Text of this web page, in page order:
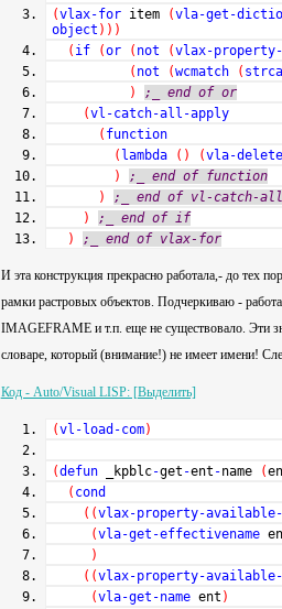
(vlax-foritem (vla-get-
object ) ) )
( if (or ( not (vlax-
( not (wcmatch (
)
;_ end of or
(vl-catch-all-apply
( function
( lambda ( ) (vla-delete
)
;_ end of function
)
;_ end of vl-catch-
)
;_ end of if
)
;_ end of vlax-for
И эта конструкция прекрасно работала,- до тех
рамки растровых объектов. Подчеркиваю -
IMAGEFRAME и т.п. еще не существовало. Эти
словаре, который (внимание!) не имеет имени!
Код - Auto/Visual LISP: [Выделить]
(vl-load-com)
(defun_kpblc-get -ent -name (
( cond
( (vlax-property-
(vla-get-effectivename
)
( (vlax-property-
(vla-get-nameent )